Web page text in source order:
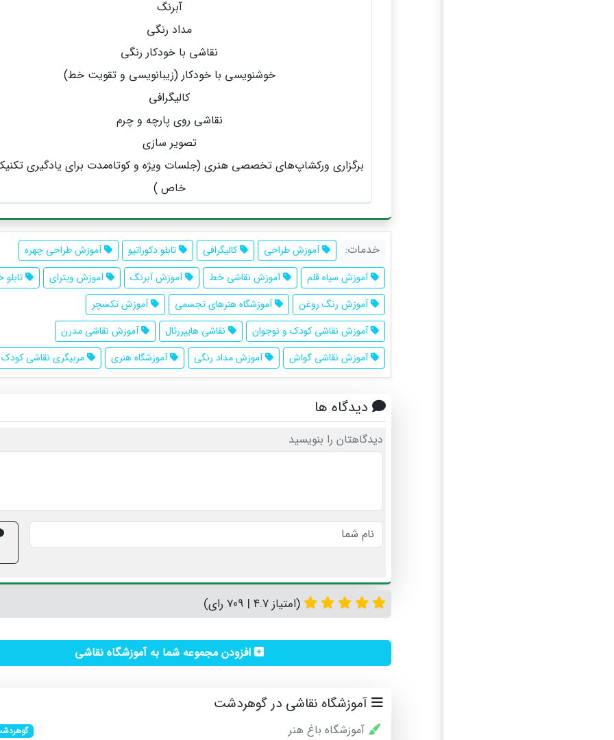
آبرنگ
مداد رنگی
نقاشی با خودکار رنگی
خوشنویسی با خودکار (زیبانویسی و تقویت خط)
کالیگرافی
نقاشی روی پارچه و چرم
تصویر سازی
برگزاری ورکشاپ‌های تخصصی هنری (جلسات ویژه و کوتاه‌مدت برای یادگیری
خاص )
خدمات: آموزش طراحی کالیگرافی تابلو دکوراتیو
آموزش طراحی چهره
آموزش سیاه قلم
آموزش نقاشی خط آموزش آبرنگ آموزش ویترای
آموزش رنگ روغن
آموزشگاه هنرهای تجسمی
آموزش تکسچر
آموزش نقاشی کودک و نوجوان
نقاشی هایپررئال
آموزش نقاشی مدرن
آموزش نقاشی گواش
آموزش مداد رنگی آموزشگاه هنری مربیگری نقاشی کودک
دیدگاه ها
دیدگاهتان را بنویسید
(امتیاز 4.7 | 709 رای)
افزودن مجموعه شما به آموزشگاه نقاشی
آموزشگاه نقاشی در گوهردشت
آموزشگاه باغ هنر